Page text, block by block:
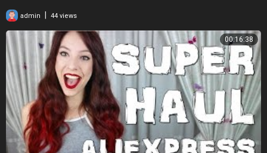
admin 44 views
00:16:38